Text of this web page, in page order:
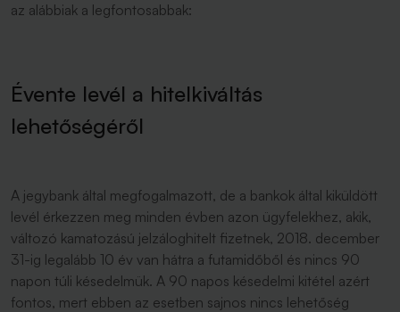
az alábbiak a legfontosabbak:
Évente levél a hitelkiváltás
lehetőségéről
A jegybank által megfogalmazott, de a bankok által kiküldött
levél érkezzen meg minden évben azon ügyfelekhez, akik,
változó kamatozású jelzáloghitelt fizetnek, 2018. december
31-ig legalább 10 év van hátra a futamidőből és nincs 90
napon túli késedelmük. A 90 napos késedelmi kitétel azért
fontos, mert ebben az esetben sajnos nincs lehetőség